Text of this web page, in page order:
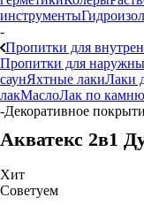
инструменты
-
Пропитки для
Пропитки для
саунЯхтные лакиЛаки
лакМаслоЛак по камню
-Декоративное
Акватекс 2в1
Хит
Советуем